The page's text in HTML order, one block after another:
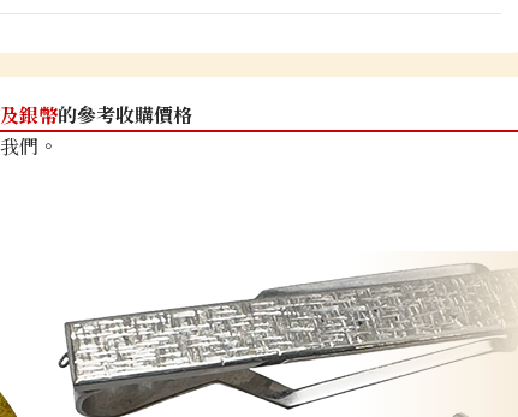
銀幣的參考收購價格
們。